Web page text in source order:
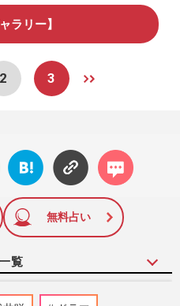
ラリー】
2 3
はてな
ブック
に追加
コメン
ト
無料占い
覧
大河ドラマ『独眼竜政宗』再